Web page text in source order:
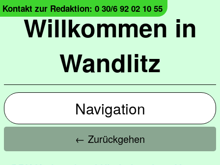
Willkommen in
Wandlitz
Kontakt zur Redaktion: 0 30/6 92 02 10 55
Navigation
← Zurückgehen